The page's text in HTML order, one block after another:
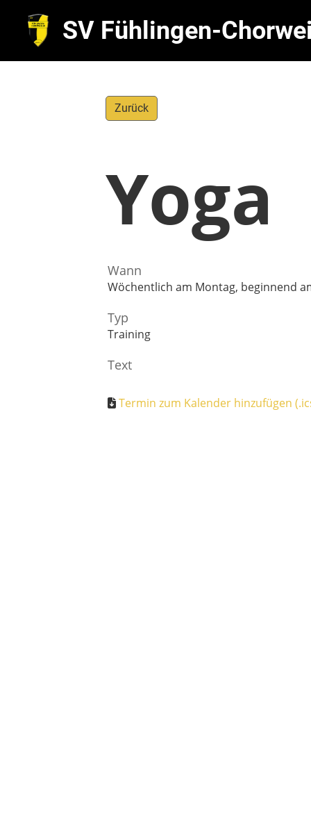
SV Fühlingen-
Zurück
Yoga
Wann
Wöchentlich am Montag, beginnend
Typ
Training
Text
Termin zum Kalender hinzufügen